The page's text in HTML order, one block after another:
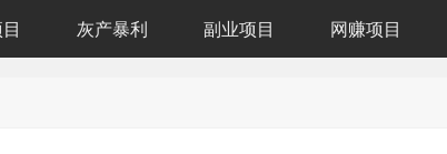
灰产暴利 副业项目 网赚项目